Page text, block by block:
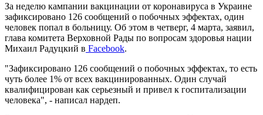
За неделю кампании вакцинации от коронавируса в Украине
зафиксировано 126 сообщений о побочных эффектах, один
человек попал в больницу. Об этом в четверг, 4 марта, заявил,
глава комитета Верховной Рады по вопросам здоровья нации
Михаил Радуцкий в Facebook.
"Зафиксировано 126 сообщений о побочных эффектах, то есть
чуть более 1% от всех вакцинированных. Один случай
квалифицирован как серьезный и привел к госпитализации
человека", - написал нардеп.